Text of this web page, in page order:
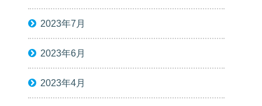
2023年7月
2023年6月
2023年4月